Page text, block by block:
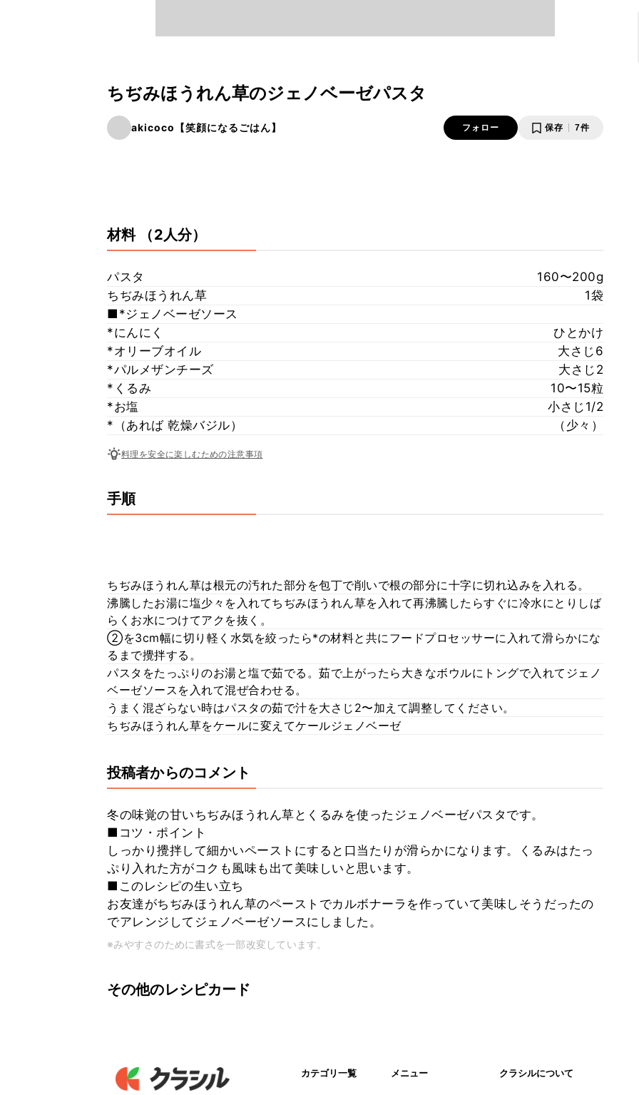
ちぢみほうれん草のジェノベーゼパスタ
akicoco【笑顔になるごはん】 フォロー 保存 7件
材料 （2人分）
パスタ
160〜200g
ちぢみほうれん草
1袋
■*ジェノベーゼソース
*にんにく
ひとかけ
*オリーブオイル
大さじ6
*パルメザンチーズ
大さじ2
*くるみ
10〜15粒
*お塩
小さじ1/2
*（あれば 乾燥バジル）
（少々）
料理を安全に楽しむための注意事項
手順
ちぢみほうれん草は根元の汚れた部分を包丁で削いで根の部分に十字に切れ込みを入れる。
沸騰したお湯に塩少々を入れてちぢみほうれん草を入れて再沸騰したらすぐに冷水にとりしば
らくお水につけてアクを抜く。
②を3cm幅に切り軽く水気を絞ったら*の材料と共にフードプロセッサーに入れて滑らかにな
るまで攪拌する。
パスタをたっぷりのお湯と塩で茹でる。茹で上がったら大きなボウルにトングで入れてジェノ
ベーゼソースを入れて混ぜ合わせる。
うまく混ざらない時はパスタの茹で汁を大さじ2〜加えて調整してください。
ちぢみほうれん草をケールに変えてケールジェノベーゼ
投稿者からのコメント
冬の味覚の甘いちぢみほうれん草とくるみを使ったジェノベーゼパスタです。
■コツ・ポイント
しっかり攪拌して細かいペーストにすると口当たりが滑らかになります。くるみはたっ
ぷり入れた方がコクも風味も出て美味しいと思います。
■このレシピの生い立ち
お友達がちぢみほうれん草のペーストでカルボナーラを作っていて美味しそうだったの
でアレンジしてジェノベーゼソースにしました。
※みやすさのために書式を一部改変しています。
その他のレシピカード
カテゴリ一覧 メニュー クラシルについて